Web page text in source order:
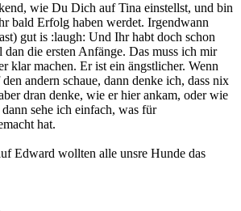
wie Du Dich auf Tina einstellst, und bin
bald Erfolg haben werdet. Irgendwann
gut is :laugh: Und Ihr habt doch schon
die ersten Anfänge. Das muss ich mir
klar machen. Er ist ein ängstlicher. Wenn
andern schaue, dann denke ich, dass nix
dran denke, wie er hier ankam, oder wie
sehe ich einfach, was für
hat.
Edward wollten alle unsre Hunde das